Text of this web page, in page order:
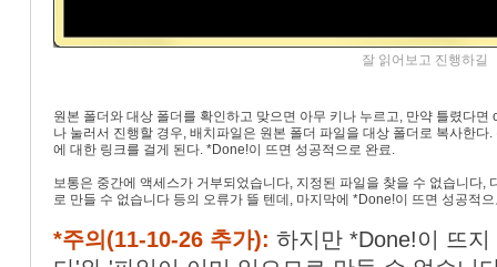
잘 읽어보고 진행하길
원본 폴더와 대상 폴더를 확인하고 맞으면 아무 키나 누르고, 만약 틀렸다
나 눌러서 진행할 경우, 배치파일은 원본 폴더 파일을 대상 폴더로 복사한
에 대한 링크를 걸게 된다. *Done!이 뜨면 성공적으로 완료.
보통은 중간에 액세스가 거부되었습니다, 지정된 파일을 찾을 수 없습니다,
로 만들 수 없습니다 등의 오류가 뜰 텐데, 마지막에 *Done!이 뜨면 성공적
*주의(11-10-26 추가): 하지만 *Done!이 뜨